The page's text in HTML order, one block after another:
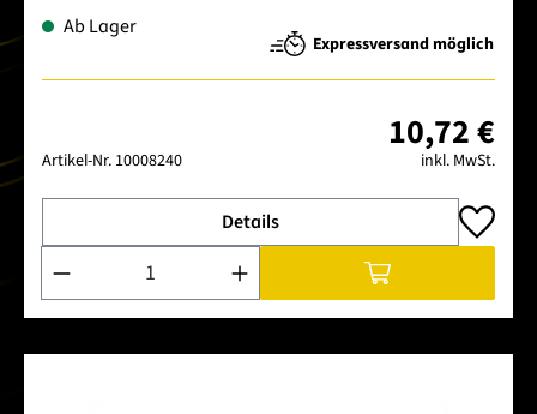
Ab Lager
Expressversand möglich
Artikel-Nr. 10008240
10,72 €
inkl. MwSt.
Details
Produkt Anzahl: Gib den gewünschten Wert ein oder